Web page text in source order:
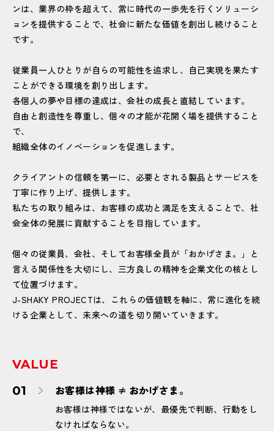
ンは、業界の枠を超えて、常に時代の一歩先を行くソリューシ
ョンを提供することで、社会に新たな価値を創出し続けること
です。
従業員一人ひとりが自らの可能性を追求し、自己実現を果たす
ことができる環境を創り出します。
各個人の夢や目標の達成は、会社の成長と直結しています。
自由と創造性を尊重し、個々の才能が花開く場を提供すること
で、
組織全体のイノベーションを促進します。
クライアントの信頼を第一に、必要とされる製品とサービスを
丁寧に作り上げ、提供します。
私たちの取り組みは、お客様の成功と満足を支えることで、社
会全体の発展に貢献することを目指しています。
個々の従業員、会社、そしてお客様全員が「おかげさま。」と
言える関係性を大切にし、三方良しの精神を企業文化の核とし
て位置づけます。
J-SHAKY PROJECTは、これらの価値観を軸に、常に進化を続
ける企業として、未来への道を切り開いていきます。
VALUE
お客様は神様 ≠ おかげさま。
お客様は神様ではないが、最優先で判断、行動をし
なければならない。